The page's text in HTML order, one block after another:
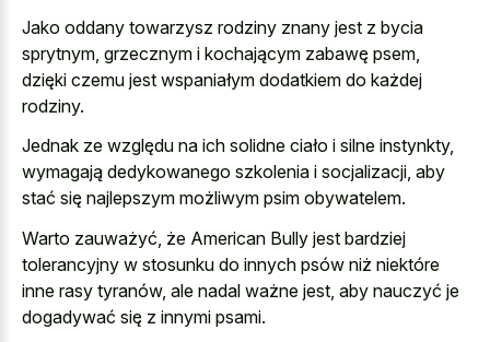
Jako oddany towarzysz rodziny znany jest z bycia
sprytnym, grzecznym i kochającym zabawę psem,
dzięki czemu jest wspaniałym dodatkiem do każdej
rodziny.
Jednak ze względu na ich solidne ciało i silne instynkty,
wymagają dedykowanego szkolenia i socjalizacji, aby
stać się najlepszym możliwym psim obywatelem.
Warto zauważyć, że American Bully jest bardziej
tolerancyjny w stosunku do innych psów niż niektóre
inne rasy tyranów, ale nadal ważne jest, aby nauczyć je
dogadywać się z innymi psami.